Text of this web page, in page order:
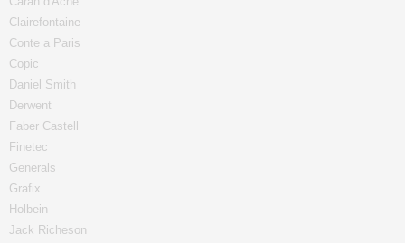
Clairefontaine
Conte a Paris
Copic
Daniel Smith
Derwent
Faber Castell
Finetec
Generals
Grafix
Holbein
Jack Richeson